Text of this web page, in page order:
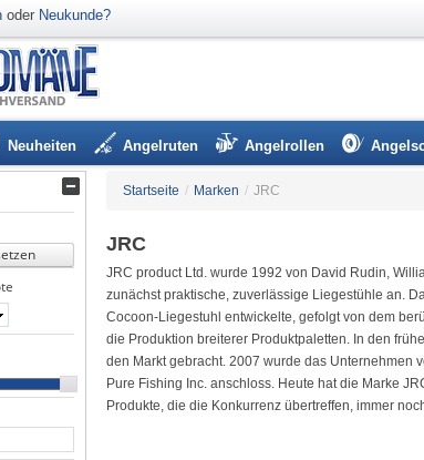
oder Neukunde?
Neuheiten Angelruten Angelrollen
Startseite / Marken / JRC
JRC
JRC product Ltd. wurde 1992 von David Rudin,
zunächst praktische, zuverlässige Liegestühle an.
Cocoon-Liegestuhl entwickelte, gefolgt von dem
die Produktion breiterer Produktpaletten. In den
den Markt gebracht. 2007 wurde das Unternehmen
Pure Fishing Inc. anschloss. Heute hat die Marke
Produkte, die die Konkurrenz übertreffen, immer